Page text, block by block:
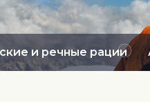
и речные рации